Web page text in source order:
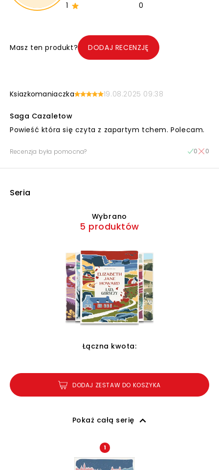
1
0
Masz ten produkt? DODAJ RECENZJĘ
Ksiazkomaniaczka 19.08.2025 09:38
Saga Cazaletow
Powieść która się czyta z zapartym tchem. Polecam.
Recenzja była pomocna? 0 0
Seria
Wybrano
5 produktów
Łączna kwota:
DODAJ ZESTAW DO KOSZYKA
Pokaż całą serię
1